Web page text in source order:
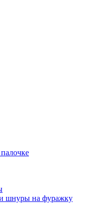
шнуры на фуражку